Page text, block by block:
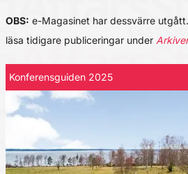
OBS: e-Magasinet har dessvärre
läsa tidigare publiceringar under
Konferensguiden 2025